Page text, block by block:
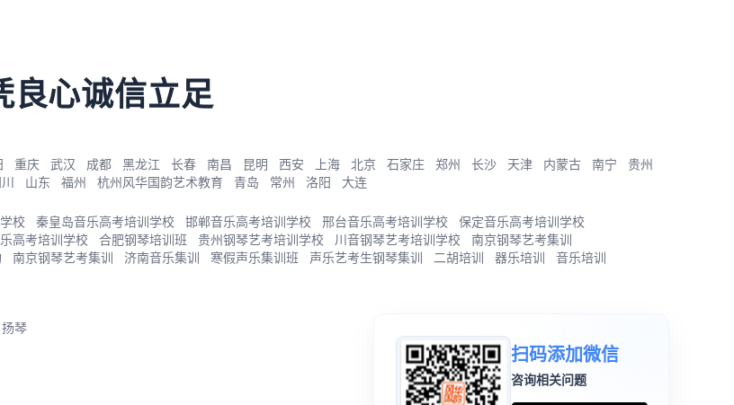
良心诚信立足
重庆 武汉 成都 黑龙江 长春 南昌 昆明 西安 上海 北京 石家庄 郑州 长沙 天津 内蒙古 南宁
贵州
山东 福州 杭州风华国韵艺术教育 青岛 常州 洛阳 大连
校 秦皇岛音乐高考培训学校 邯郸音乐高考培训学校 邢台音乐高考培训学校
保定音乐高考培训学校
高考培训学校 合肥钢琴培训班 贵州钢琴艺考培训学校 川音钢琴艺考培训学校
南京钢琴艺考集训
南京钢琴艺考集训 济南音乐集训 寒假声乐集训班 声乐艺考生钢琴集训 二胡培训 器乐培训
音乐培训
扬琴
扫码添加微信
咨询相关问题